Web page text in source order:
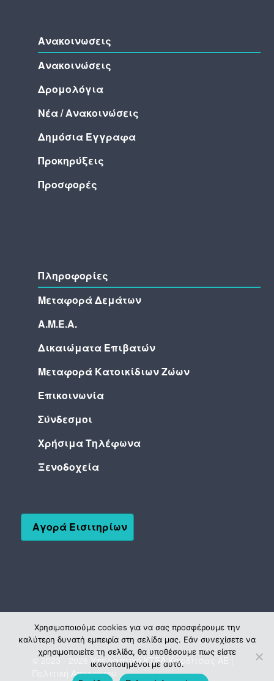
Ανακοινωσεις
Ανακοινώσεις
Δρομολόγια
Νέα / Ανακοινώσεις
Δημόσια Έγγραφα
Προκηρύξεις
Προσφορές
Πληροφορίες
Μεταφορά Δεμάτων
Α.Μ.Ε.Α.
Δικαιώματα Επιβατών
Μεταφορά Κατοικίδιων Ζώων
Επικοινωνία
Σύνδεσμοι
Χρήσιμα Τηλέφωνα
Ξενοδοχεία
Αγορά Εισιτηρίων
© 2023 - 2026 Υπεραστικό ΚΤΕΛ Καρδίτσας ΑΕ |
Πολιτική Απορρήτου
Χρησιμοποιούμε cookies για να σας προσφέρουμε την
καλύτερη δυνατή εμπειρία στη σελίδα μας. Εάν συνεχίσετε να
χρησιμοποιείτε τη σελίδα, θα υποθέσουμε πως είστε
ικανοποιημένοι με αυτό.